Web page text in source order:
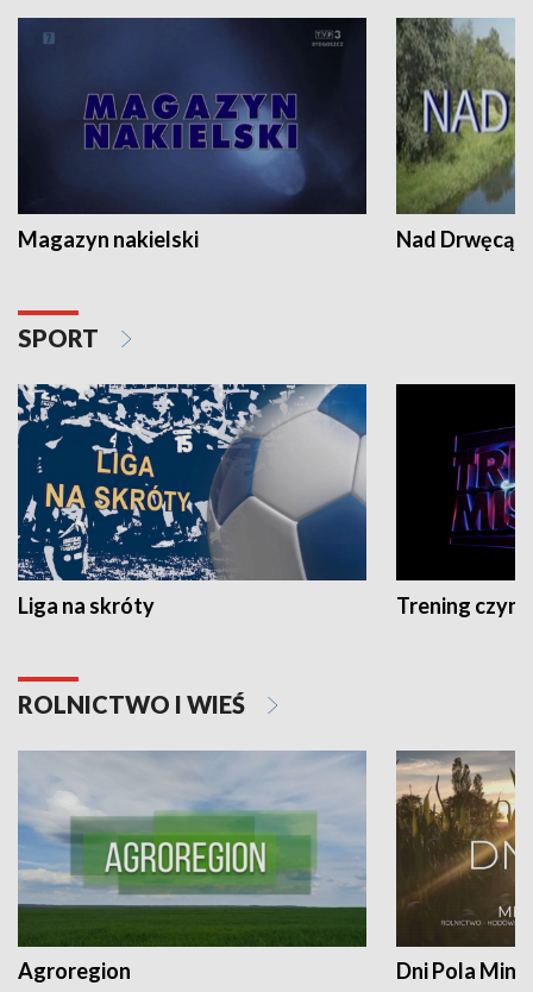
Magazyn nakielski Nad Drwęcą
SPORT
Liga na skróty Trening czyni
ROLNICTWO I WIEŚ
Agroregion Dni Pola